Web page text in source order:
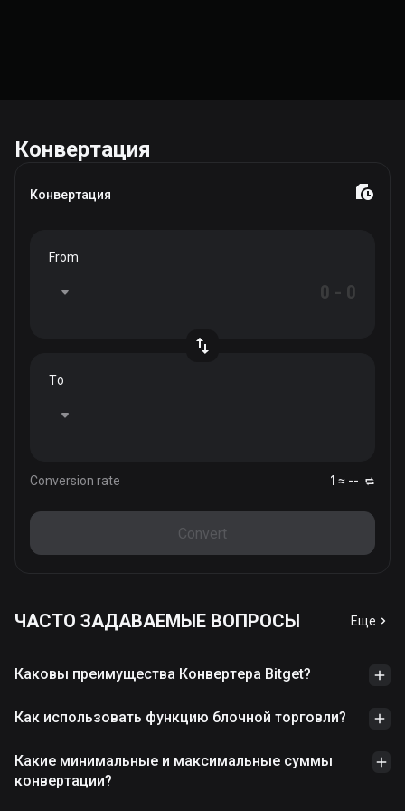
Конвертация
Конвертация
From
To
Conversion rate 1 ≈ --
Convert
ЧАСТО ЗАДАВАЕМЫЕ ВОПРОСЫ Еще
Каковы преимущества Конвертера Bitget?
Как использовать функцию блочной торговли?
Какие минимальные и максимальные суммы
конвертации?